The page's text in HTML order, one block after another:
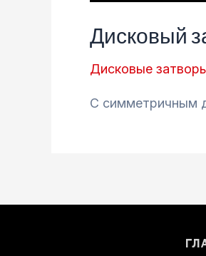
Дисковый
Дисковые
С симметричным